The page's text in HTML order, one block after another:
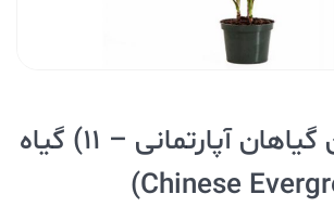
محبوب ترین گیاهان آپارتمانی – ۱۱) گیاه